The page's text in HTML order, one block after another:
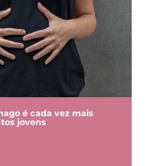
é cada vez mais
jovens